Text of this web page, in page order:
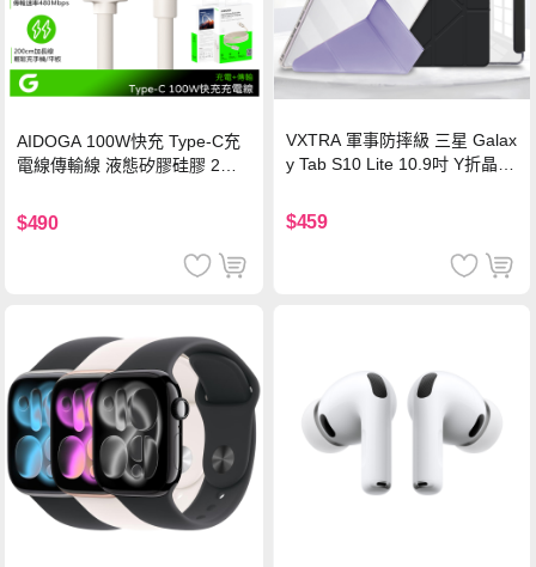
AIDOGA 100W快充 Type-C充
電線傳輸線 液態矽膠硅膠 2M
$490
VXTRA 軍事防摔級 三星 Galax
y Tab S10 Lite 10.9吋 Y折晶透
$459